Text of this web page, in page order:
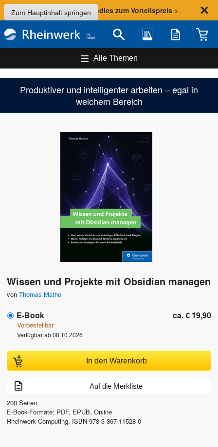
Zum Hauptinhalt springen
Sommer-Aktion: Bundles zum Vorteilspreis >
Suche Bibliothek Merkliste
Alle Themen
Produktiver und intelligenter arbeiten – egal in
welchem Bereich
Wissen und Projekte mit Obsidian managen
von Thomas Mathoi
E-Book ca. € 19,90
Vorbestellbar
Verfügbar ab 08.10.2026
In den Warenkorb
Auf die Merkliste
200 Seiten
E-Book-Formate: PDF, EPUB, Online
Rheinwerk Computing, ISBN 978-3-367-11528-0